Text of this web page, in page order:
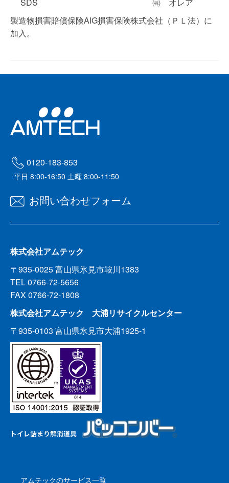
製造物損害賠償保険AIG損害保険株式会社（ＰＬ法）に
加入。
0120-183-853
平日 8:00-16:50 土曜 8:00-11:50
お問い合わせフォーム
株式会社アムテック
〒935-0025 富山県氷見市鞍川1383
TEL 0766-72-5656
FAX 0766-72-1808
株式会社アムテック 大浦リサイクルセンター
〒935-0103 富山県氷見市大浦1925-1
アムテックのサービス一覧